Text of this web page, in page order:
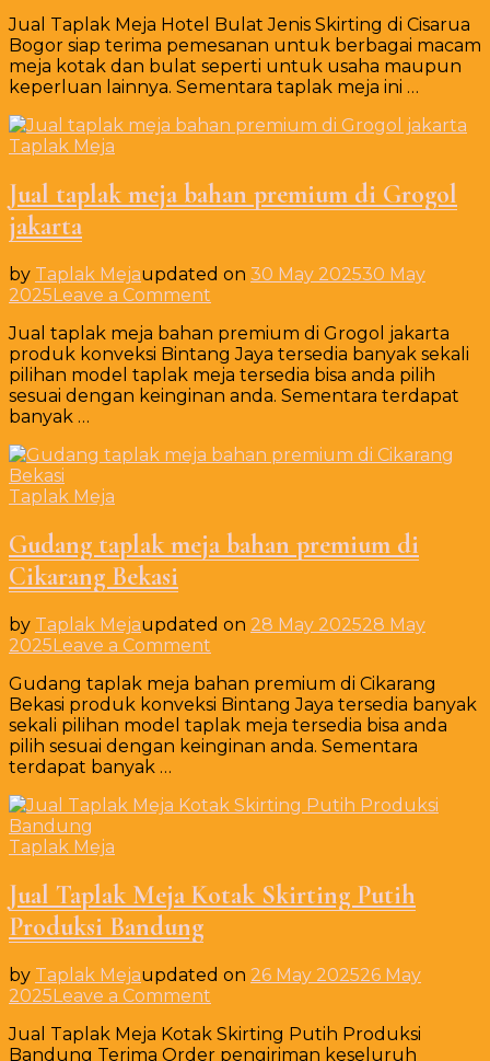
Taplak
Meja
Hotel
Bulat
Skirting
Bogor
Jual Taplak Meja Hotel Bulat Jenis Skirting di Cisarua
Bogor siap terima pemesanan untuk berbagai macam
meja kotak dan bulat seperti untuk usaha maupun
keperluan lainnya. Sementara taplak meja ini …
Taplak Meja
Jual taplak meja bahan premium di Grogol
jakarta
by Taplak Mejaupdated on 30 May 202530 May
2025Leave a Comment
taplak
meja
bahan
premium
jakarta
Jual taplak meja bahan premium di Grogol jakarta
produk konveksi Bintang Jaya tersedia banyak sekali
pilihan model taplak meja tersedia bisa anda pilih
sesuai dengan keinginan anda. Sementara terdapat
banyak …
Taplak Meja
Gudang taplak meja bahan premium di
Cikarang Bekasi
by Taplak Mejaupdated on 28 May 202528 May
2025Leave a Comment
taplak
meja
bahan
premium
Bekasi
Gudang taplak meja bahan premium di Cikarang
Bekasi produk konveksi Bintang Jaya tersedia banyak
sekali pilihan model taplak meja tersedia bisa anda
pilih sesuai dengan keinginan anda. Sementara
terdapat banyak …
Taplak Meja
Jual Taplak Meja Kotak Skirting Putih
Produksi Bandung
by Taplak Mejaupdated on 26 May 202526 May
2025Leave a Comment
Taplak
Meja
Jual Taplak Meja Kotak Skirting Putih Produksi
Bandung Terima Order pengiriman keseluruh